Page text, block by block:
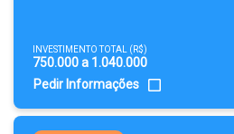
INVESTIMENTO TOTAL (R$)
750.000 a 1.040.000
Pedir Informações